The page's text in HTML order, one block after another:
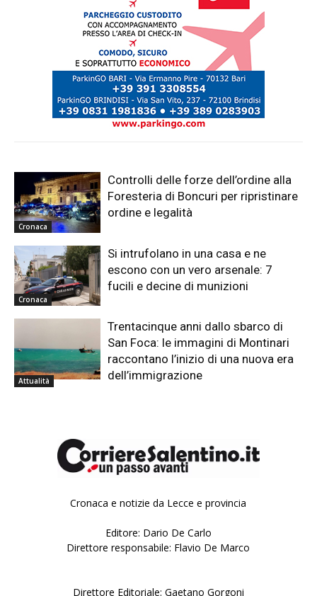
Cronaca
Controlli delle forze dell’ordine alla
Foresteria di Boncuri per ripristinare
ordine e legalità
Cronaca
Si intrufolano in una casa e ne
escono con un vero arsenale: 7
fucili e decine di munizioni
Attualità
Trentacinque anni dallo sbarco di
San Foca: le immagini di Montinari
raccontano l’inizio di una nuova era
dell’immigrazione
Cronaca e notizie da Lecce e provincia
Editore: Dario De Carlo
Direttore responsabile: Flavio De Marco
Direttore Editoriale: Gaetano Gorgoni